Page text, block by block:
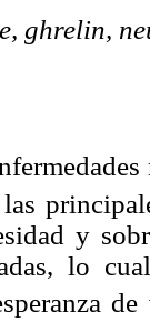
ghrelin,
y
lo
de